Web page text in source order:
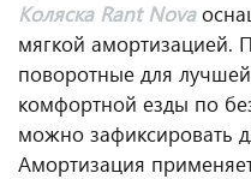
Коляска Rant Nova
мягкой амортизацией.
поворотные для
комфортной езды по
можно зафиксировать
Амортизация